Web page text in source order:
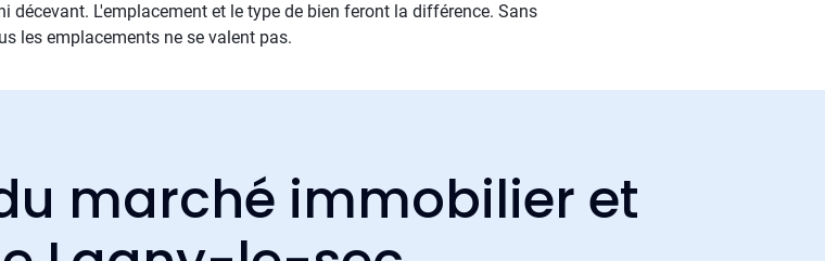
décevant. L'emplacement et le type de bien feront la différence. Sans
les emplacements ne se valent pas.
marché immobilier et